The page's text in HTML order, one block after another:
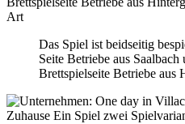
Das Spiel ist beidseitig
Seite Betriebe aus Saalbach
Brettspielseite Betriebe aus